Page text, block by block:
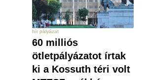
hír pályázat
60 milliós
ötletpályázatot írtak
ki a Kossuth téri volt